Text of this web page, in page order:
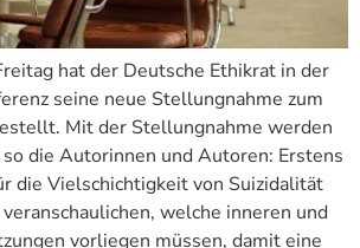
hat der Deutsche Ethikrat in der
seine neue Stellungnahme zum
Mit der Stellungnahme werden
die Autorinnen und Autoren: Erstens
die Vielschichtigkeit von Suizidalität
welche inneren und
vorliegen müssen, damit eine